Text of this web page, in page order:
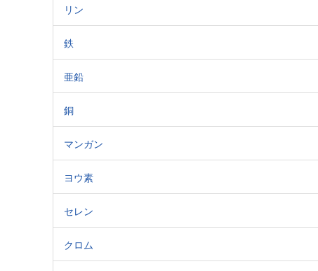
リン
鉄
亜鉛
銅
マンガン
ヨウ素
セレン
クロム